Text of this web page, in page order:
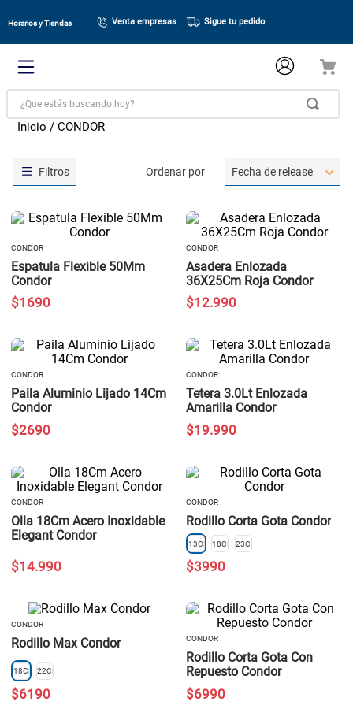
Horarios y Tiendas Venta empresas Sigue tu pedido
¿Que estás buscando hoy?
CONDOR
Ordenar por Fecha de release
CONDOR
Espatula Flexible 50Mm
Condor
$1690
CONDOR
Asadera Enlozada
36X25Cm Roja Condor
$12.990
CONDOR
Paila Aluminio Lijado 14Cm
Condor
$2690
CONDOR
Tetera 3.0Lt Enlozada
Amarilla Condor
$19.990
CONDOR
Olla 18Cm Acero Inoxidable
Elegant Condor
$14.990
CONDOR
Rodillo Corta Gota Condor
13CM 18CM 23CM
$3990
CONDOR
Rodillo Max Condor
18CM 22CM
$6190
CONDOR
Rodillo Corta Gota Con
Repuesto Condor
$6990